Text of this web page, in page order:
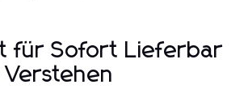
für Sofort Lieferbar